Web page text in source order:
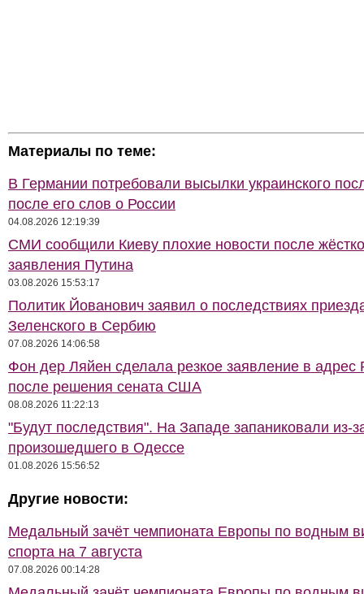
Материалы по теме:
В Германии потребовали высылки украинского
после его слов о России
04.08.2026 12:19:39
СМИ сообщили Киеву плохие новости после
заявления Путина
03.08.2026 15:53:17
Политик Йованович заявил о последствиях
Зеленского в Сербию
07.08.2026 14:06:58
Фон дер Ляйен сделала резкое заявление в адрес
после решения сената США
08.08.2026 11:22:13
"Будут последствия". На Западе запаниковали из-
произошедшего в Одессе
01.08.2026 15:56:52
Другие новости:
Медальный зачёт чемпионата Европы по водным
спорта на 7 августа
07.08.2026 00:14:28